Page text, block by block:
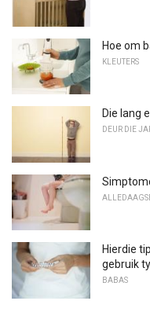
Hoe om
KLEUTERS
Die lang
DEUR DIE
Hierdie
gebruik
BABAS